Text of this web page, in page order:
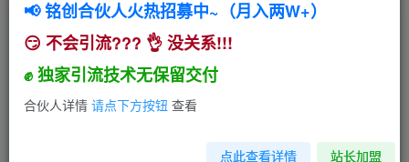
抖音无人直播项目，只需要一部手机，小白也能日
入1500+
小助手
119 0
📢 铭创合伙人火热招募中~（月入两W+）
😏 不会引流??? 👌 没关系!!!
✊ 独家引流技术无保留交付
合伙人详情 请点下方按钮 查看
点此查看详情 站长加盟